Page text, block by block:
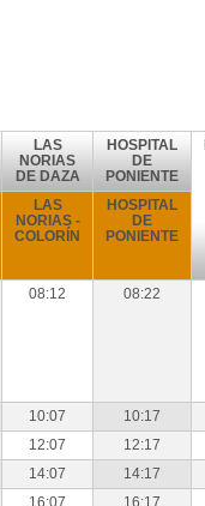
LAS
NORIAS
DE DAZA
HOSPITAL
DE
PONIENTE
LAS
NORIAS -
COLORÍN
HOSPITAL
DE
PONIENTE
08:12 08:22
10:07 10:17
12:07 12:17
14:07 14:17
16:07 16:17